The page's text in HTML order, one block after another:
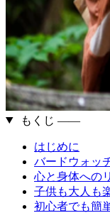
もくじ ――
はじめに
バードウォッ
心と身体への
子供も大人も
初心者でも簡